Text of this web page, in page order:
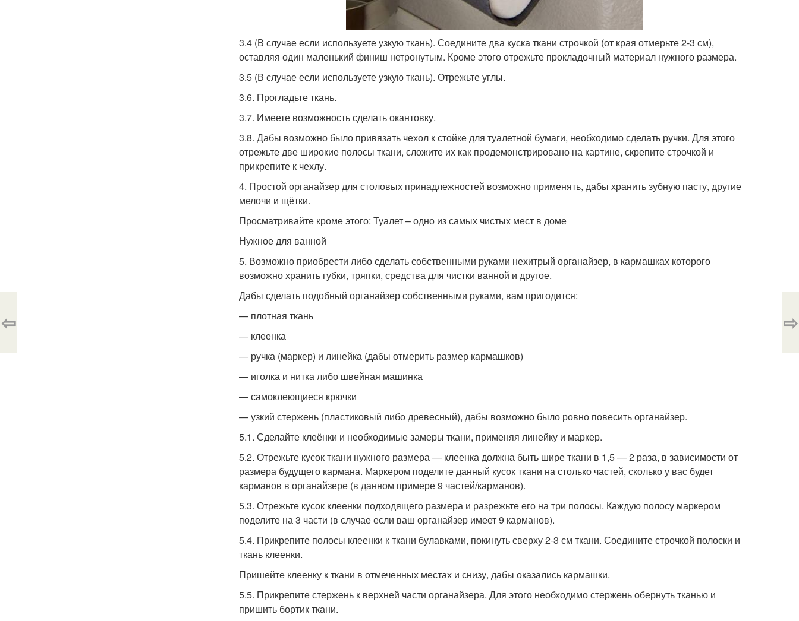
3.4 (В случае если используете узкую ткань). Соедините два куска ткани строчкой (от края отмерьте 2-3 см),
оставляя один маленький финиш нетронутым. Кроме этого отрежьте прокладочный материал нужного размера.
3.5 (В случае если используете узкую ткань). Отрежьте углы.
3.6. Прогладьте ткань.
3.7. Имеете возможность сделать окантовку.
3.8. Дабы возможно было привязать чехол к стойке для туалетной бумаги, необходимо сделать ручки. Для этого
отрежьте две широкие полосы ткани, сложите их как продемонстрировано на картине, скрепите строчкой и
прикрепите к чехлу.
4. Простой органайзер для столовых принадлежностей возможно применять, дабы хранить зубную пасту, другие
мелочи и щётки.
Просматривайте кроме этого: Туалет – одно из самых чистых мест в доме
Нужное для ванной
5. Возможно приобрести либо сделать собственными руками нехитрый органайзер, в кармашках которого
возможно хранить губки, тряпки, средства для чистки ванной и другое.
Дабы сделать подобный органайзер собственными руками, вам пригодится:
— плотная ткань
— клеенка
— ручка (маркер) и линейка (дабы отмерить размер кармашков)
— иголка и нитка либо швейная машинка
— самоклеющиеся крючки
— узкий стержень (пластиковый либо древесный), дабы возможно было ровно повесить органайзер.
5.1. Сделайте клеёнки и необходимые замеры ткани, применяя линейку и маркер.
5.2. Отрежьте кусок ткани нужного размера — клеенка должна быть шире ткани в 1,5 — 2 раза, в зависимости от
размера будущего кармана. Маркером поделите данный кусок ткани на столько частей, сколько у вас будет
карманов в органайзере (в данном примере 9 частей/карманов).
5.3. Отрежьте кусок клеенки подходящего размера и разрежьте его на три полосы. Каждую полосу маркером
поделите на 3 части (в случае если ваш органайзер имеет 9 карманов).
5.4. Прикрепите полосы клеенки к ткани булавками, покинуть сверху 2-3 см ткани. Соедините строчкой полоски и
ткань клеенки.
Пришейте клеенку к ткани в отмеченных местах и снизу, дабы оказались кармашки.
5.5. Прикрепите стержень к верхней части органайзера. Для этого необходимо стержень обернуть тканью и
пришить бортик ткани.
⇦ ⇨